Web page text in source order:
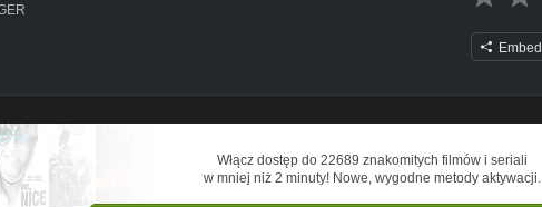
Embed
Włącz dostęp do 22689 znakomitych filmów i seriali
w mniej niż 2 minuty! Nowe, wygodne metody aktywacji.